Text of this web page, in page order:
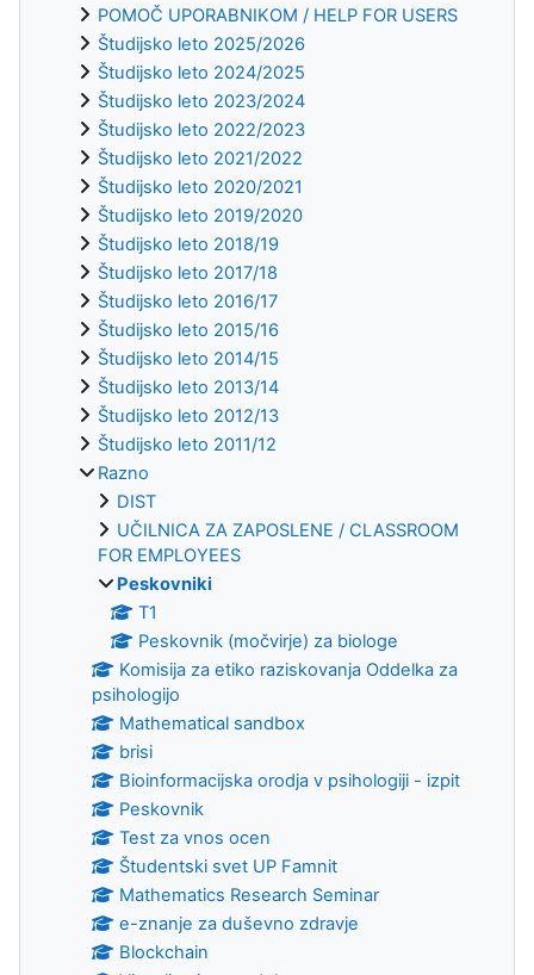
POMOČ UPORABNIKOM / HELP FOR USERS
Študijsko leto 2025/2026
Študijsko leto 2024/2025
Študijsko leto 2023/2024
Študijsko leto 2022/2023
Študijsko leto 2021/2022
Študijsko leto 2020/2021
Študijsko leto 2019/2020
Študijsko leto 2018/19
Študijsko leto 2017/18
Študijsko leto 2016/17
Študijsko leto 2015/16
Študijsko leto 2014/15
Študijsko leto 2013/14
Študijsko leto 2012/13
Študijsko leto 2011/12
Razno
DIST
UČILNICA ZA ZAPOSLENE / CLASSROOM
FOR EMPLOYEES
Peskovniki
T1
Peskovnik (močvirje) za biologe
Komisija za etiko raziskovanja Oddelka za
psihologijo
Mathematical sandbox
brisi
Bioinformacijska orodja v psihologiji - izpit
Peskovnik
Test za vnos ocen
Študentski svet UP Famnit
Mathematics Research Seminar
e-znanje za duševno zdravje
Blockchain